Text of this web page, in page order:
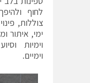
לחוף
צוללות,
ימי, איתור
וימיות
וימיים.